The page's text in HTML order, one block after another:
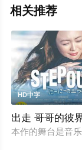
相关推荐
HD中字
出走 哥哥的彼
本作的舞台是音